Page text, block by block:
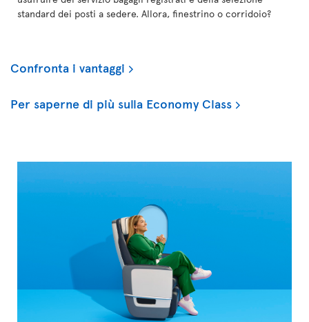
standard dei posti a sedere. Allora, finestrino o corridoio?
Confronta i vantaggi
Per saperne di più sulla Economy Class